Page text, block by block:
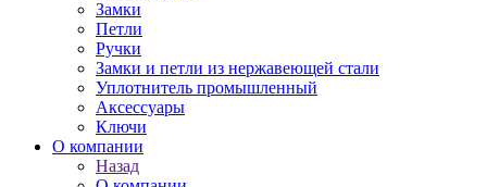
Замки
Петли
Ручки
Замки и петли из нержавеющей стали
Уплотнитель промышленный
Аксессуары
Ключи
О компании
Назад